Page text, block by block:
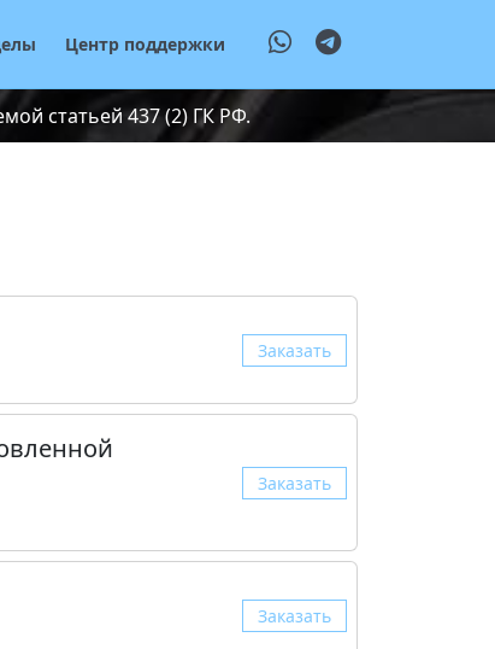
Центр поддержки
статьей 437 (2) ГК РФ.
Заказать
Заказать
Заказать